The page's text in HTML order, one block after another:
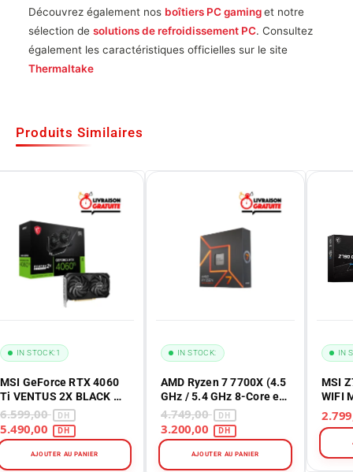
Découvrez également nos boîtiers PC gaminget notre
sélection de solutions de refroidissement PC. Consultez
également les caractéristiques officielles sur le site
Thermaltake
Produits Similaires
MSI GeForce RTX 4060
Ti VENTUS 2X BLACK OC
8GB GDDR6
6.599,00
IN STOCK:1
AJOUTER AU PANIER
AMD Ryzen 7 7700X (4.5
GHz / 5.4 GHz 8-Core et
16-Threads)
4.749,00
IN STOCK:
AJOUTER AU PANIER
MSI
WIFI
Intel
IN